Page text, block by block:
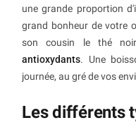
une grande proportion
grand bonheur de votre
son cousin le thé
antioxydants. Une
journée, au gré de vos
Les différents